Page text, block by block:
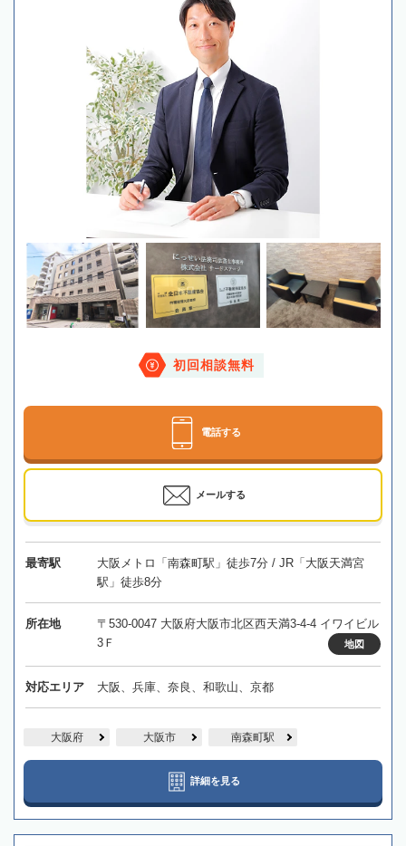
初回相談無料
電話する
メールする
最寄駅
大阪メトロ「南森町駅」徒歩7分 / JR「大阪天満宮
駅」徒歩8分
所在地
〒530-0047 大阪府大阪市北区西天満3-4-4 イワイビル
3Ｆ
地図
対応エリア 大阪、兵庫、奈良、和歌山、京都
大阪府 大阪市 南森町駅
詳細を見る